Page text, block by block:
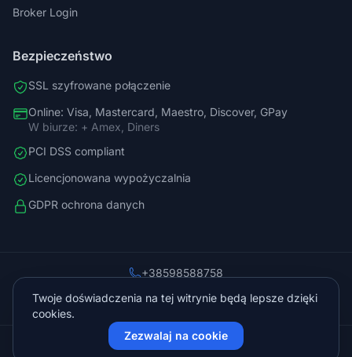
Broker Login
Bezpieczeństwo
SSL szyfrowane połączenie
Online: Visa, Mastercard, Maestro, Discover, GPay
W biurze: + Amex, Diners
PCI DSS compliant
Licencjonowana wypożyczalnia
GDPR ochrona danych
+38598588758
Planinarski put 9, Veliko Brdo, Makarska
© 2026 Vista Sol d.o.o.. Wszelkie prawa zastrzeżone.
Twoje doświadczenia na tej witrynie będą lepsze dzięki
cookies.
Zezwalaj na cookie